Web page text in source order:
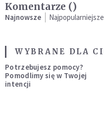
Komentarze ()
Najnowsze Najpopularniejsze
WYBRANE DLA
Potrzebujesz pomocy?
Pomodlimy się w Twojej
intencji